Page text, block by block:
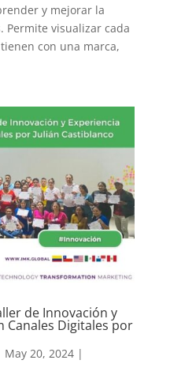
y mejorar la
Permite visualizar cada
con una marca,
de Innovación y
Canales Digitales por
May 20, 2024|